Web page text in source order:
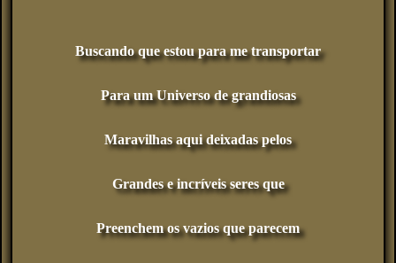
Buscando que estou para me transportar
Para um Universo de grandiosas
Maravilhas aqui deixadas pelos
Grandes e incríveis seres que
Preenchem os vazios que parecem